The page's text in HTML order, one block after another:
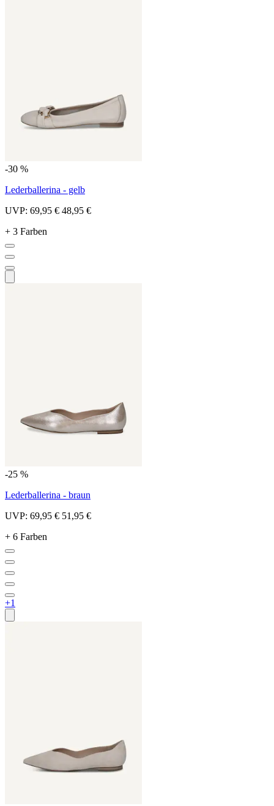
-30 %
Lederballerina - gelb
UVP: 69,95 € 48,95 €
+ 3 Farben
-25 %
Lederballerina - braun
UVP: 69,95 € 51,95 €
+ 6 Farben
+1